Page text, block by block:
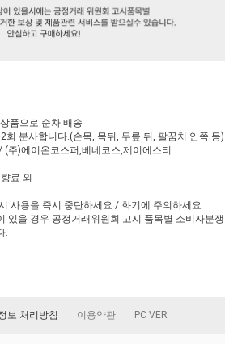
품으로 순차 배송
회 분사합니다.(손목, 목뒤, 무릎 뒤, 팔꿈치 안쪽 등)
주)에이온코스퍼,베네코스,제이에스티
료 외
사용을 즉시 중단하세요 / 화기에 주의하세요
있을 경우 공정거래위원회 고시 품목별 소비자분쟁
.
보 처리방침 이용약관 PC VER